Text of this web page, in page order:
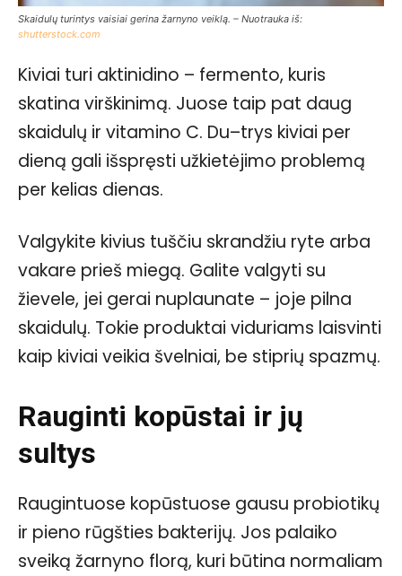
Skaidulų turintys vaisiai gerina žarnyno veiklą. – Nuotrauka iš:
shutterstock.com
Kiviai turi aktinidino – fermento, kuris
skatina virškinimą. Juose taip pat daug
skaidulų ir vitamino C. Du–trys kiviai per
dieną gali išspręsti užkietėjimo problemą
per kelias dienas.
Valgykite kivius tuščiu skrandžiu ryte arba
vakare prieš miegą. Galite valgyti su
žievele, jei gerai nuplaunate – joje pilna
skaidulų. Tokie produktai viduriams laisvinti
kaip kiviai veikia švelniai, be stiprių spazmų.
Rauginti kopūstai ir jų
sultys
Raugintuose kopūstuose gausu probiotikų
ir pieno rūgšties bakterijų. Jos palaiko
sveiką žarnyno florą, kuri būtina normaliam